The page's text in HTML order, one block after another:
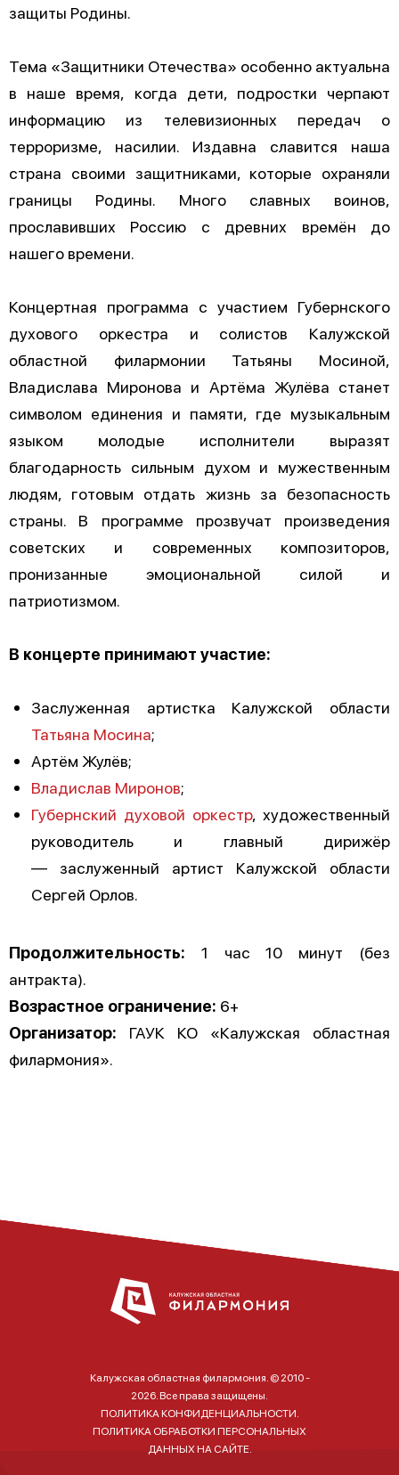
защиты Родины.
Тема «Защитники Отечества» особенно актуальна
в наше время, когда дети, подростки черпают
информацию из телевизионных передач о
терроризме, насилии. Издавна славится наша
страна своими защитниками, которые охраняли
границы Родины. Много славных воинов,
прославивших Россию с древних времён до
нашего времени.
Концертная программа с участием Губернского
духового оркестра и солистов Калужской
областной филармонии Татьяны Мосиной,
Владислава Миронова и Артёма Жулёва станет
символом единения и памяти, где музыкальным
языком молодые исполнители выразят
благодарность сильным духом и мужественным
людям, готовым отдать жизнь за безопасность
страны. В программе прозвучат произведения
советских и современных композиторов,
пронизанные эмоциональной силой и
патриотизмом.
В концерте принимают участие:
Заслуженная артистка Калужской области
Татьяна Мосина;
Артём Жулёв;
Владислав Миронов;
Губернский духовой оркестр, художественный
руководитель и главный дирижёр
— заслуженный артист Калужской области
Сергей Орлов.
Продолжительность: 1 час 10 минут (без
антракта).
Возрастное ограничение: 6+
Организатор: ГАУК КО «Калужская областная
филармония».
Калужская областная филармония. © 2010 -
2026. Все права защищены.
ПОЛИТИКА КОНФИДЕНЦИАЛЬНОСТИ.
ПОЛИТИКА ОБРАБОТКИ ПЕРСОНАЛЬНЫХ
ДАННЫХ НА САЙТЕ.